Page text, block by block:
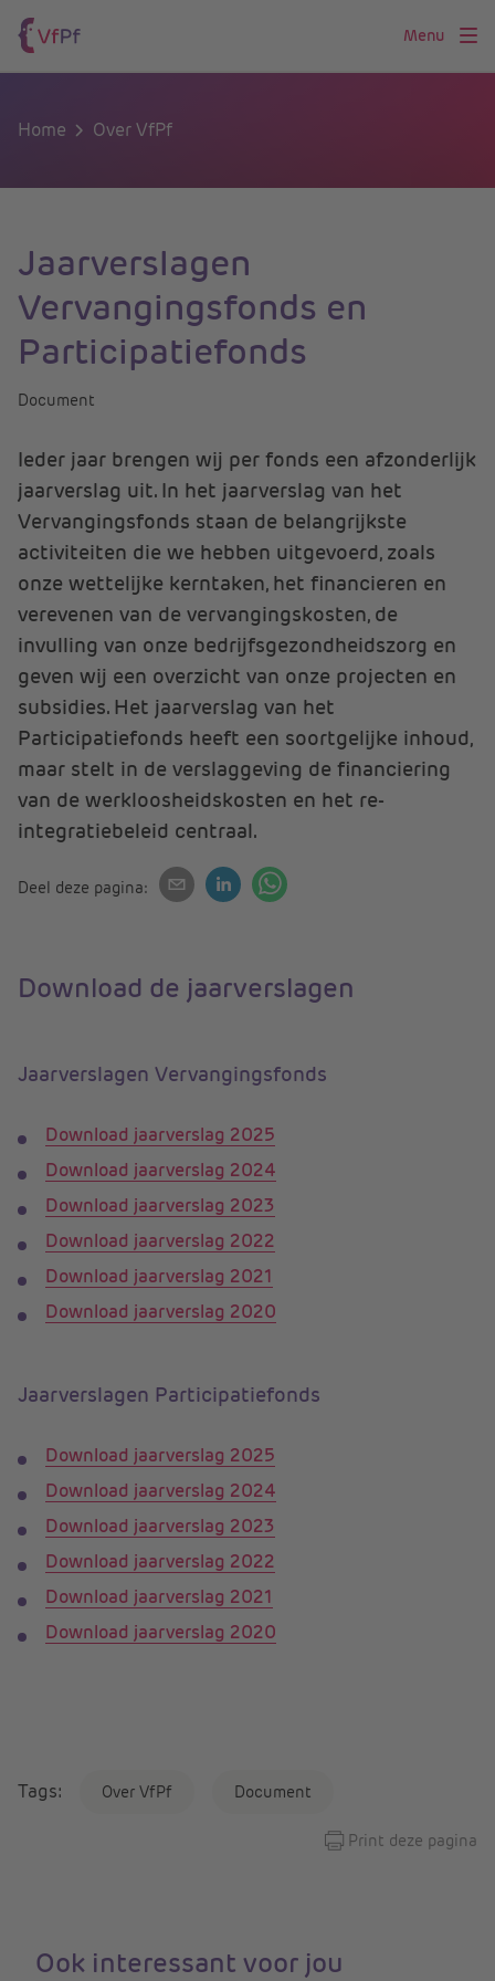
Menu
Home Over VfPf
Jaarverslagen
Vervangingsfonds en
Participatiefonds
Document
Ieder jaar brengen wij per fonds een afzonderlijk
jaarverslag uit. In het jaarverslag van het
Vervangingsfonds staan de belangrijkste
activiteiten die we hebben uitgevoerd, zoals
onze wettelijke kerntaken, het financieren en
verevenen van de vervangingskosten, de
invulling van onze bedrijfsgezondheidszorg en
geven wij een overzicht van onze projecten en
subsidies. Het jaarverslag van het
Participatiefonds heeft een soortgelijke inhoud,
maar stelt in de verslaggeving de financiering
van de werkloosheidskosten en het re-
integratiebeleid centraal.
Deel deze pagina:
Download de jaarverslagen
Jaarverslagen Vervangingsfonds
Download jaarverslag 2025
Download jaarverslag 2024
Download jaarverslag 2023
Download jaarverslag 2022
Download jaarverslag 2021
Download jaarverslag 2020
Jaarverslagen Participatiefonds
Download jaarverslag 2025
Download jaarverslag 2024
Download jaarverslag 2023
Download jaarverslag 2022
Download jaarverslag 2021
Download jaarverslag 2020
Tags: Over VfPf Document
Print deze pagina
Ook interessant voor jou